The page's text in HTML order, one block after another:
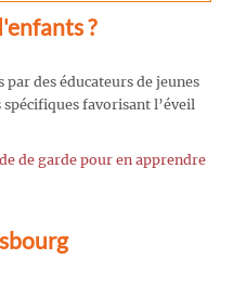
?
par des éducateurs de jeunes
favorisant l’éveil
de garde pour en apprendre